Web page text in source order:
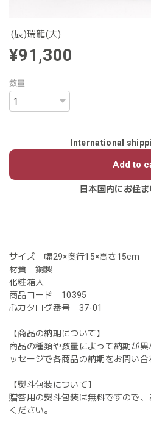
(辰)瑞龍(大)
¥91,300
数量
International
Add to
日本国内にお住
サイズ 幅29×奥行15×高さ15cm
材質 銅製
化粧箱入
商品コード 10395
心カタログ番号 37-01
【商品の納期について】
商品の種類や数量によって納期が
ッセージで各商品の納期をお問い合
【熨斗包装について】
贈答用の熨斗包装は無料ですので
ください。